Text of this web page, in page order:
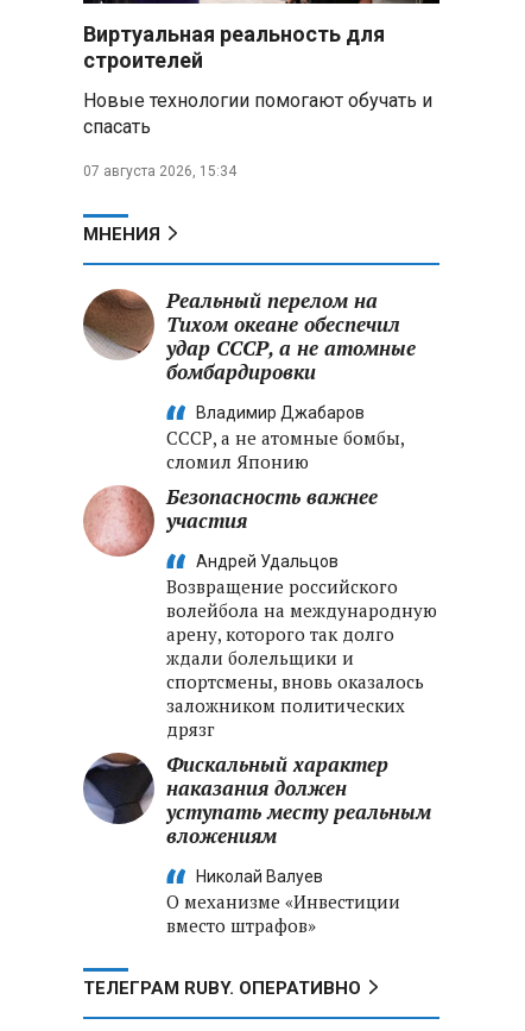
Александр Лукашенко
под Вилейкой и потребовал
ввести их в севооборот
Российские хакеры заявили
подтверждении» участия НАТО в
После атаки дронов ВСУ на
склад Wildberries в
Екатеринбурге эвакуировали 800
человек
Минобороны РФ: за ночь
ПВО сбила 203 украинских дрона
над регионами России и Черным
морем
Виртуальная реальность для
строителей
Новые технологии помогают обучать и
спасать
07 августа 2026, 15:34
МНЕНИЯ
Реальный перелом на
Тихом океане обеспечил
удар СССР, а не атомные
бомбардировки
Владимир Джабаров
СССР, а не атомные бомбы,
сломил Японию
Безопасность важнее
участия
Андрей Удальцов
Возвращение российского
волейбола на международную
арену, которого так долго
ждали болельщики и
спортсмены, вновь оказалось
заложником политических
дрязг
Фискальный характер
наказания должен
уступать месту реальным
вложениям
Николай Валуев
О механизме «Инвестиции
вместо штрафов»
ТЕЛЕГРАМ RUBY. ОПЕРАТИВНО